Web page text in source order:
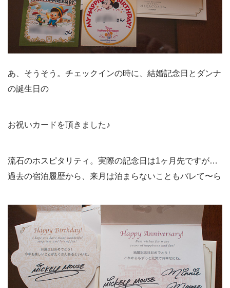
あ、そうそう。チェックインの時に、結婚記念日とダンナ
の誕生日の
お祝いカードを頂きました♪
流石のホスピタリティ。実際の記念日は1ヶ月先ですが…
過去の宿泊履歴から、来月は泊まらないこともバレて〜ら